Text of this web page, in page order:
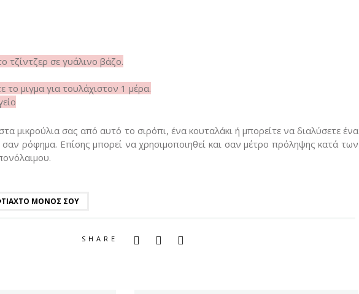
τζίντζερ σε γυάλινο βάζο.
το μιγμα για τουλάχιστον 1 μέρα.
μικρούλια σας από αυτό το σιρόπι, ένα κουταλάκι ή μπορείτε να διαλύσετε ένα
ρόφημα. Επίσης μπορεί να χρησιμοποιηθεί και σαν μέτρο πρόληψης κατά των
ΜΌΝΟΣ ΣΟΥ
SHARE